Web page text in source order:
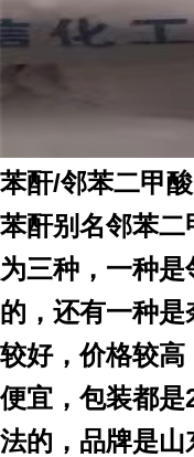
苯酐/邻苯二甲
苯酐别名邻苯
为三种，一种
的，还有一种
较好，价格较
便宜，包装都
法的，品牌是山